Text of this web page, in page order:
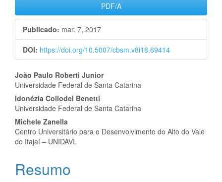
PDF/A
Publicado: mar. 7, 2017
DOI: https://doi.org/10.5007/cbsm.v8i18.69414
Conteúdo
do
artigo
principal
João Paulo Roberti Junior
Universidade Federal de Santa Catarina
Idonézia Collodel Benetti
Universidade Federal de Santa Catarina
Michele Zanella
Centro Universitário para o Desenvolvimento do Alto do Vale
do Itajaí – UNIDAVI.
Resumo